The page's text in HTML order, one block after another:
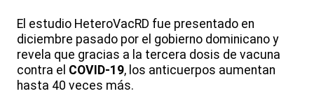
El estudio HeteroVacRD fue presentado en
diciembre pasado por el gobierno dominicano y
revela que gracias a la tercera dosis de vacuna
contra el COVID-19, los anticuerpos aumentan
hasta 40 veces más.